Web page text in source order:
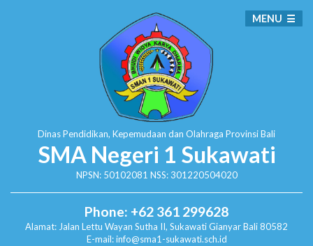
Dinas Pendidikan, Kepemudaan dan Olahraga Provinsi Bali
SMA Negeri 1 Sukawati
NPSN: 50102081 NSS: 301220504020
Phone: +62 361 299628
Alamat: Jalan Lettu Wayan Sutha II, SukawatiGianyar Bali 80582
E-mail: info@sma1-sukawati.sch.id
MENU